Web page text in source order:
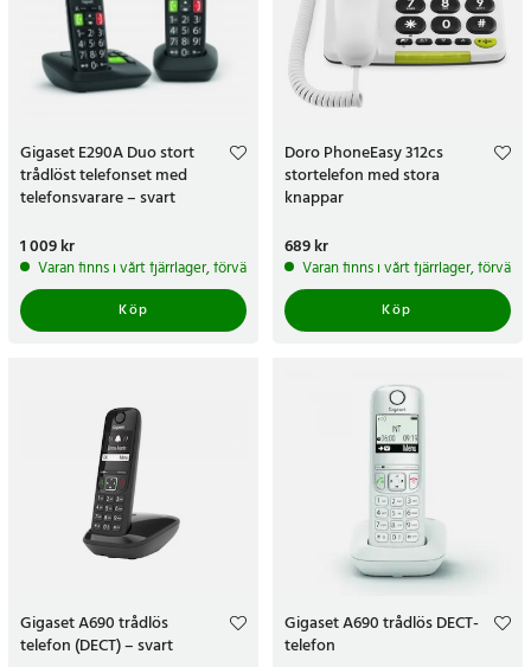
Gigaset E290A Duo stort
trådlöst telefonset med
telefonsvarare – svart
Pris:1 009 kr
1 009 kr
Varan finns i vårt fjärrlager, förväntas skickas inom 5-7 arbetsdagar
Köp
Doro PhoneEasy 312cs
stortelefon med stora
knappar
Pris:689 kr
689 kr
Varan finns i vårt fjärrlager,
Köp
Gigaset A690 trådlös
telefon (DECT) – svart
Gigaset A690 trådlös DECT-
telefon